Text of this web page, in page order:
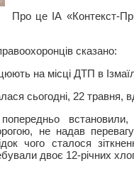
Про це ІА «Контекст-
сказано:
на місці ДТП в
сьогодні, 22 травня,
попередньо
не надав
чого сталося
двоє 12-річних